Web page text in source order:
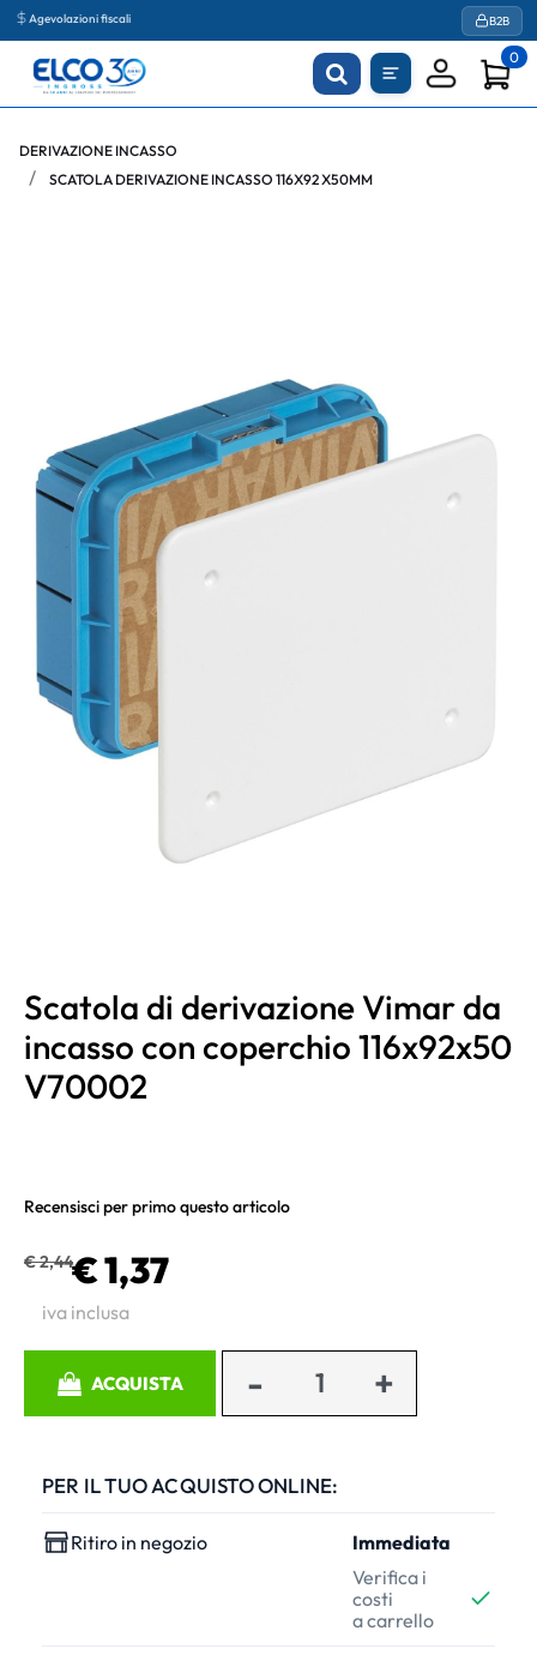
Agevolazioni fiscali B2B
0
DERIVAZIONE INCASSO
SCATOLA DERIVAZIONE INCASSO 116X92 X50MM
Scatola di derivazione Vimar da
incasso con coperchio 116x92x50
V70002
Recensisci per primo questo articolo
€ 2,44€ 1,37
iva inclusa
ACQUISTA
PER IL TUO ACQUISTO ONLINE:
Ritiro in negozio
Immediata
Verifica i
costi
a carrello